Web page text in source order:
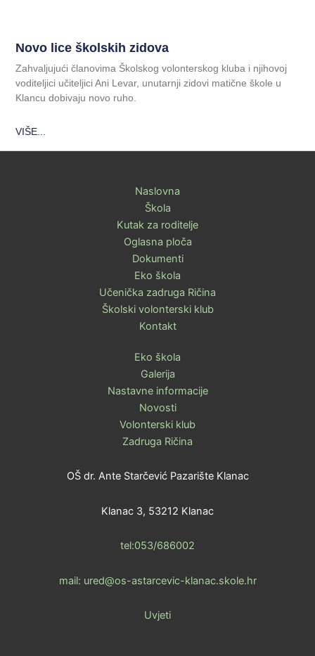
Novo lice školskih zidova
Zahvaljujući članovima Školskog volonterskog kluba i njihovoj
voditeljici učiteljici Ani Levar, unutarnji zidovi matične škole u
Klancu dobivaju novo ruho.
VIŠE...
Naslovna
Škola
Kutak za roditelje
Oglasna ploča
Dokumenti
Eko škola
Učenička zadruga Ričina
Školski volonterski klub
Kontakt
Eko škola
Galerija
Nastavne informacije
Novosti
Volonterski klub
Zadruga Ričina
OŠ dr. Ante Starčević Pazarište Klanac
Klanac 3, 53212 Klanac
tel:053/686002
mail: ured@os-astarcevic-klanac.skole.hr
Uvjeti